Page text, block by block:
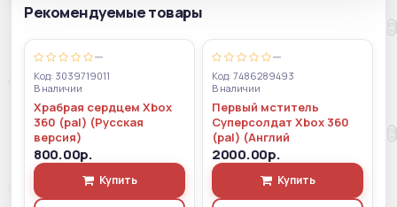
Рекомендуемые товары
—
Код: 3039719011
В наличии
Храбрая сердцем Xbox
360 (pal) (Русская
версия)
800.00р.
Купить
—
Код: 7486289493
В наличии
Первый мститель
Суперсолдат Xbox 360
(pal) (Англий
2000.00р.
Купить